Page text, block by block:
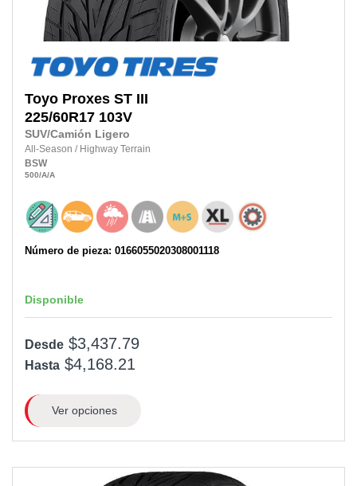
Toyo Proxes ST III
225/60R17 103V
SUV/Camión Ligero
All-Season / Highway Terrain
BSW
500/A/A
Número de pieza: 0166055020308001118
Disponible
Desde $3,437.79
Hasta $4,168.21
Ver opciones